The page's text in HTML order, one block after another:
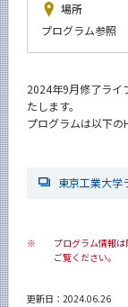
場所
プログラム参照
2024年9月修了ライ
たします。
プログラムは以下の
東京工業大学
※
プログラム情報
ご覧ください。
更新日：2024.06.26
今後のイベント
年別アーカイブ